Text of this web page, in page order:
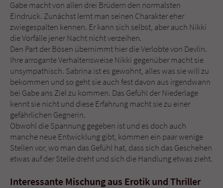
Gabe macht von allen drei Brüdern den normalsten
Eindruck. Zunächst lernt man seinen Charakter eher
zwiegespalten kennen. Er kann sich selbst, aber auch Nikki
die Vorfälle jener Nacht nicht verzeihen.
Den Part der Bösen übernimmt hier die Verlobte von Devlin.
Ihre arrogante Verhaltensweise Nikki gegenüber macht sie
unsympathisch. Sabrina ist es gewohnt, alles was sie will zu
bekommen und so geht sie auch fest davon aus irgendwann
bei Gabe ans Ziel zu kommen. Das Gefühl der Niederlage
kennt sie nicht und diese Erfahrung macht sie zu einer
gefährlichen Gegnerin.
Obwohl die Spannung gegeben ist und es doch auch
manche neue Entwicklung gibt, kommen ein paar wenige
Stellen vor, wo man das Gefühl hat, dass sich das Geschehen
etwas auf der Stelle dreht und sich die Handlung etwas zieht.
Interessante Mischung aus Erotik und Thriller